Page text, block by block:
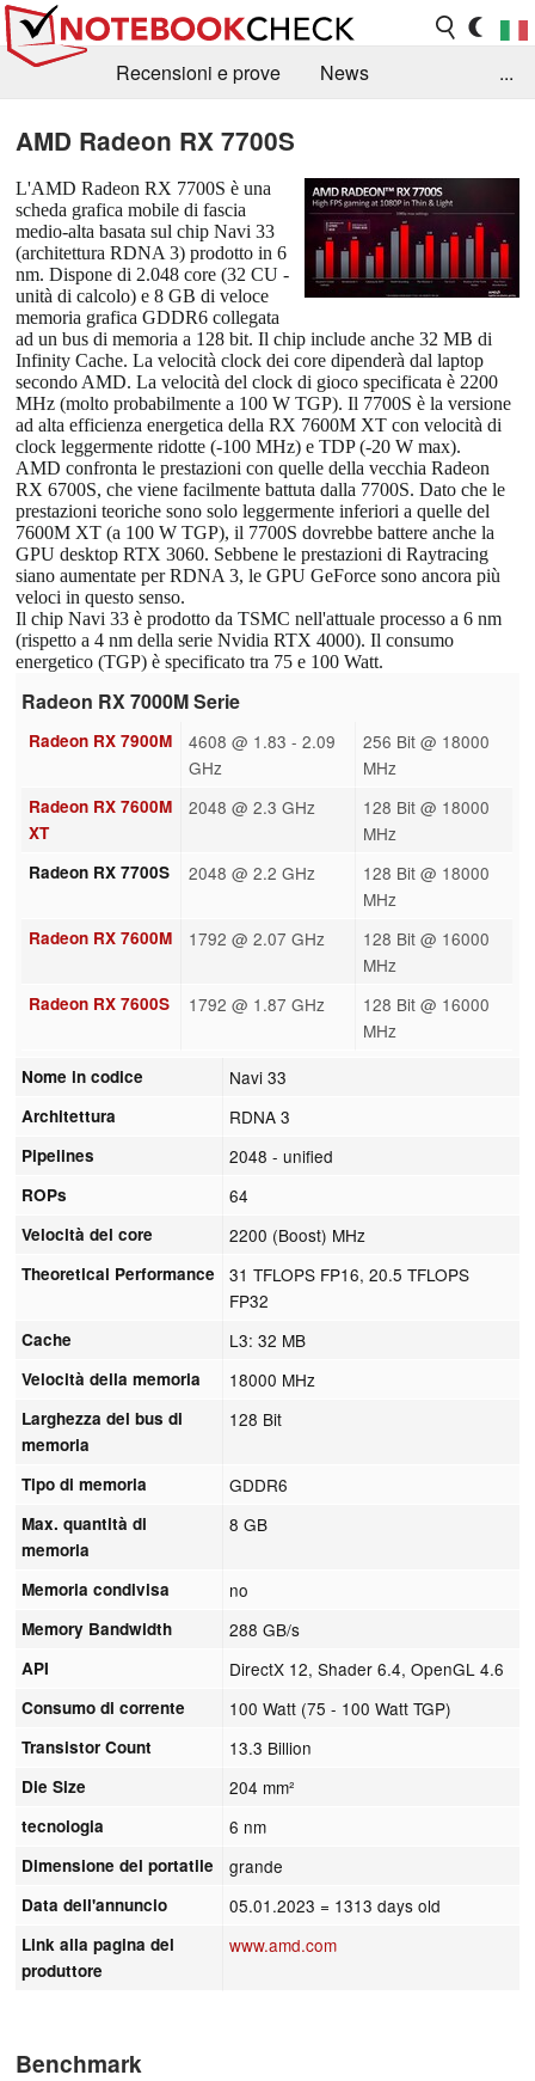
Recensioni e prove
News
Guida agli acquisti
Search Contact
...
AMD Radeon RX 7700S
L'AMD Radeon RX 7700S è una
scheda grafica mobile di fascia
medio-alta basata sul chip Navi 33
(architettura RDNA 3) prodotto in 6
nm. Dispone di 2.048 core (32 CU -
unità di calcolo) e 8 GB di veloce
memoria grafica GDDR6 collegata
ad un bus di memoria a 128 bit. Il chip include anche 32 MB di
Infinity Cache. La velocità clock dei core dipenderà dal laptop
secondo AMD. La velocità del clock di gioco specificata è 2200
MHz (molto probabilmente a 100 W TGP). Il 7700S è la versione
ad alta efficienza energetica della RX 7600M XT con velocità di
clock leggermente ridotte (-100 MHz) e TDP (-20 W max).
AMD confronta le prestazioni con quelle della vecchia Radeon
RX 6700S, che viene facilmente battuta dalla 7700S. Dato che le
prestazioni teoriche sono solo leggermente inferiori a quelle del
7600M XT (a 100 W TGP), il 7700S dovrebbe battere anche la
GPU desktop RTX 3060. Sebbene le prestazioni di Raytracing
siano aumentate per RDNA 3, le GPU GeForce sono ancora più
veloci in questo senso.
Il chip Navi 33 è prodotto da TSMC nell'attuale processo a 6 nm
(rispetto a 4 nm della serie Nvidia RTX 4000). Il consumo
energetico (TGP) è specificato tra 75 e 100 Watt.
Radeon RX 7000M Serie
Radeon RX 7900M
4608 @ 1.83 - 2.09
GHz
256 Bit @ 18000
MHz
Radeon RX 7600M
XT
2048 @ 2.3 GHz
128 Bit @ 18000
MHz
Radeon RX 7700S 2048 @ 2.2 GHz
128 Bit @ 18000
MHz
Radeon RX 7600M 1792 @ 2.07 GHz
128 Bit @ 16000
MHz
Radeon RX 7600S 1792 @ 1.87 GHz
128 Bit @ 16000
MHz
Nome in codice Navi 33
Architettura RDNA 3
Pipelines 2048 - unified
ROPs 64
Velocità del core 2200 (Boost) MHz
Theoretical Performance
31 TFLOPS FP16, 20.5 TFLOPS
FP32
Cache L3: 32 MB
Velocità della memoria 18000 MHz
Larghezza del bus di
memoria
128 Bit
Tipo di memoria GDDR6
Max. quantità di
memoria
8 GB
Memoria condivisa no
Memory Bandwidth 288 GB/s
API DirectX 12, Shader 6.4, OpenGL 4.6
Consumo di corrente 100 Watt (75 - 100 Watt TGP)
Transistor Count 13.3 Billion
Die Size 204 mm²
tecnologia 6 nm
Dimensione del portatile grande
Data dell'annuncio 05.01.2023 = 1313 days old
Link alla pagina del
produttore
www.amd.com
Benchmark